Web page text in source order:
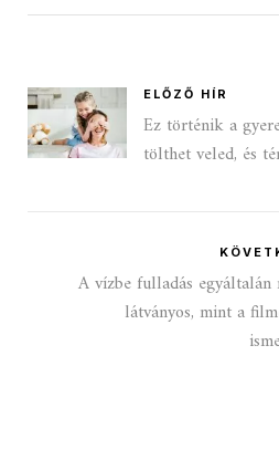
ELŐZŐ HÍR
Ez történik a
tölthet veled, és
A vízbe fulladás egyáltalán
látványos, mint a